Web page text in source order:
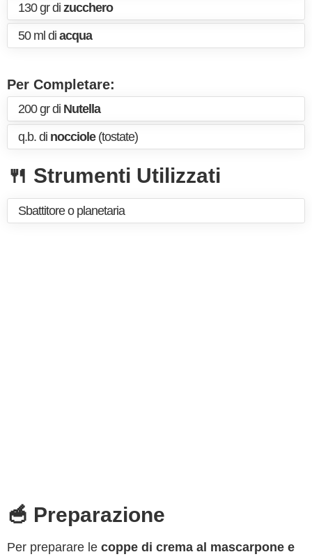
130 gr di zucchero
50 ml di acqua
Per Completare:
200 gr di Nutella
q.b. di nocciole(tostate)
🍴 Strumenti Utilizzati
Sbattitore o planetaria
🥣 Preparazione
Per preparare le coppe di crema al mascarpone e